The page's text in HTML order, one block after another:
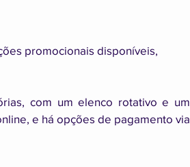
promocionais disponíveis,
com um elenco rotativo e um
e há opções de pagamento via